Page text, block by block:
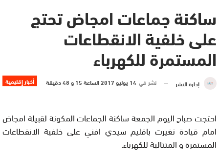
ساكنة جماعات امجاض تحتج
على خلفية الانقطاعات
المستمرة للكهرباء
أخبار إقليمية إدارة النشر نشر في 14 يوليو 2017 الساعة 15 و 48 دقيقة
احتجت صباح اليوم الجمعة ساكنة الجماعات المكونة لقبيلة امجاض
امام قيادة تغيرت باقليم سيدي افني على خلفية الانقطاعات
المستمرة و المتتالية للكهرباء.